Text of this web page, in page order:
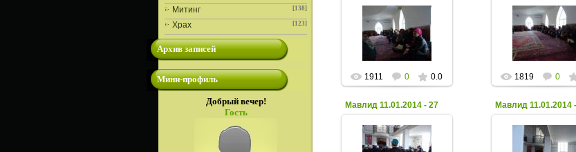
Митинг [138]
Храх [123]
Архив записей
Мини-профиль
Добрый вечер!
Гость
02 Февраля 2014
Xpax
1911 0 0.0
02 Февраля
Xpax
1819 0
Мавлид 11.01.2014 - 27
02 Февраля 2014
Мавлид 11.01.2014
02 Февраля